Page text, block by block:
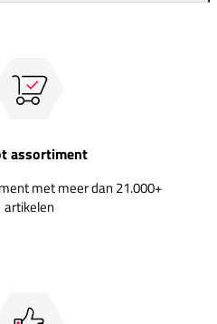
assortiment
met meer dan 21.000+
artikelen